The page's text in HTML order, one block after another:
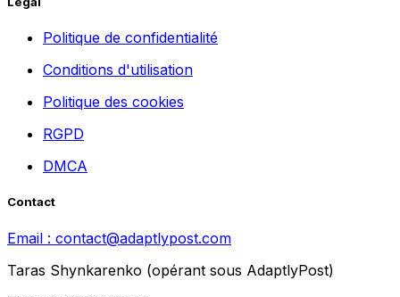
Politique de confidentialité
Conditions d'utilisation
Politique des cookies
RGPD
DMCA
Contact
Email : contact@adaptlypost.com
Taras Shynkarenko (opérant sous AdaptlyPost)